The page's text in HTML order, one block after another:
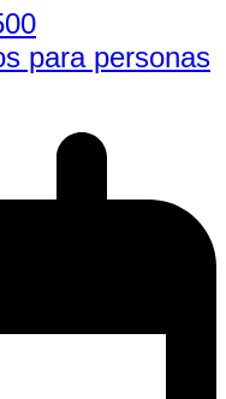
para personas